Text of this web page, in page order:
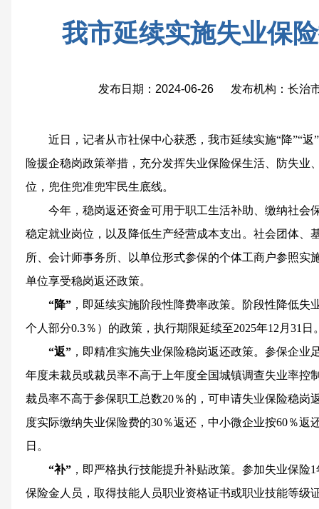
我市延续实施失业保
发布日期：2024-06-26 发布机构：长治
近日，记者从市社保中心获悉，我市延续实施“降”“
险援企稳岗政策举措，充分发挥失业保险保生活、防失业
位，兜住兜准兜牢民生底线。
今年，稳岗返还资金可用于职工生活补助、缴纳社会
稳定就业岗位，以及降低生产经营成本支出。社会团体、
所、会计师事务所、以单位形式参保的个体工商户参照实
单位享受稳岗返还政策。
“降” ，即延续实施阶段性降费率政策。阶段性降低失
个人部分0.3％）的政策，执行期限延续至2025年12月31日
“返” ，即精准实施失业保险稳岗返还政策。参保企业
年度未裁员或裁员率不高于上年度全国城镇调查失业率控
裁员率不高于参保职工总数20％的，可申请失业保险稳岗
度实际缴纳失业保险费的30％返还，中小微企业按60％返
日。
“补” ，即严格执行技能提升补贴政策。参加失业保险
保险金人员，取得技能人员职业资格证书或职业技能等级